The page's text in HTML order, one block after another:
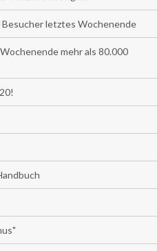
letztes Wochenende
mehr als 80.000